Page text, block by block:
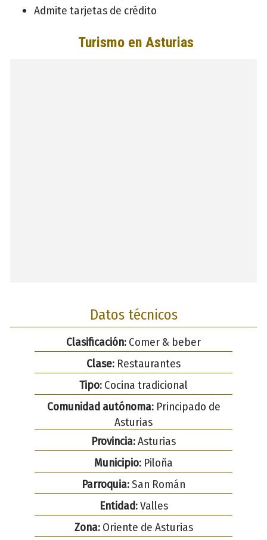
Admite tarjetas de crédito
Datos técnicos
Clasificación: Comer & beber
Clase: Restaurantes
Tipo: Cocina tradicional
Comunidad autónoma:Principado de
Asturias
Provincia:Asturias
Municipio: Piloña
Parroquia:San Román
Entidad:Valles
Zona:Oriente de Asturias